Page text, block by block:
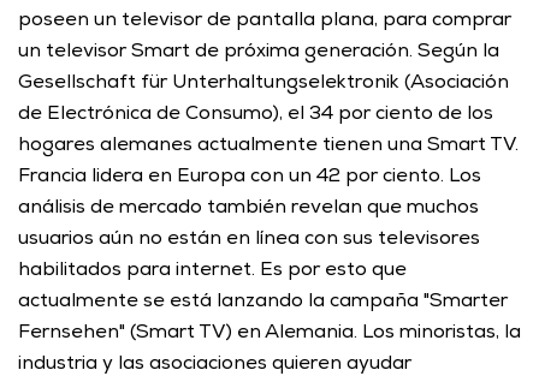
poseen un televisor de pantalla plana, para comprar
un televisor Smart de próxima generación. Según la
Gesellschaft für Unterhaltungselektronik (Asociación
de Electrónica de Consumo), el 34 por ciento de los
hogares alemanes actualmente tienen una Smart TV.
Francia lidera en Europa con un 42 por ciento. Los
análisis de mercado también revelan que muchos
usuarios aún no están en línea con sus televisores
habilitados para internet. Es por esto que
actualmente se está lanzando la campaña "Smarter
Fernsehen" (Smart TV) en Alemania. Los minoristas, la
industria y las asociaciones quieren ayudar